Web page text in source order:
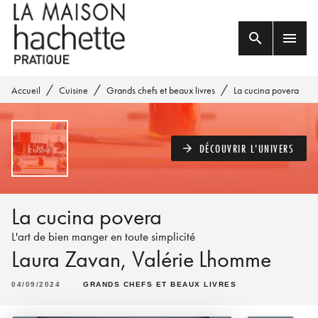
MENU RECHERCHE
PIED DE PAGE
search menu
Accueil / Cuisine / Grands chefs et beaux livres / La cucina povera
arrow_forward DÉCOUVRIR L'UNIVERS
La cucina povera
L'art de bien manger en toute simplicité
Laura Zavan, Valérie Lhomme
04/09/2024 GRANDS CHEFS ET BEAUX LIVRES